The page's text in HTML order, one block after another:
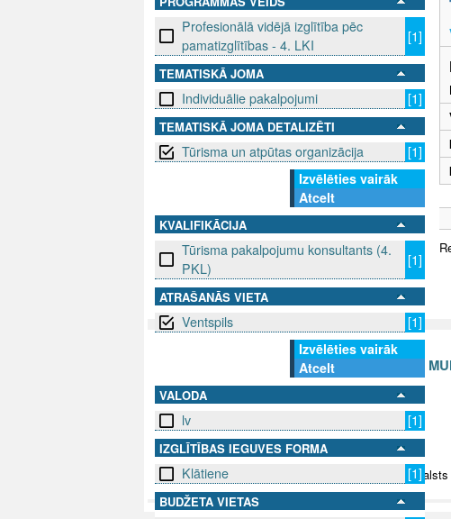
Profesionālā vidējā izglītība pēc
pamatizglītības - 4. LKI
[1]
TEMATISKĀ JOMA
Individuālie pakalpojumi [1]
TEMATISKĀ JOMA DETALIZĒTI
Tūrisma un atpūtas organizācija
[1]
Izvēlēties vairāk
Atcelt
KVALIFIKĀCIJA
Tūrisma pakalpojumu konsultants (4.
PKL)
[1]
ATRAŠANĀS VIETA
Ventspils
[1]
Izvēlēties vairāk
Atcelt
VALODA
lv [1]
IZGLĪTĪBAS IEGUVES FORMA
Klātiene [1]
BUDŽETA VIETAS
SAZINIES AR
info@niid.lv
© 2025